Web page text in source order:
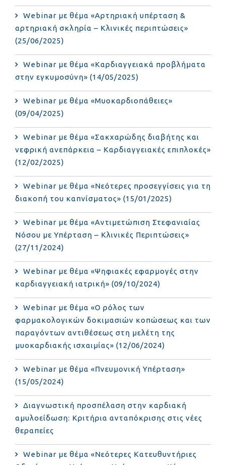
Webinar με θέμα «Αρτηριακή υπέρταση &
αρτηριακή σκληρία – Κλινικές περιπτώσεις»
(25/06/2025)
Webinar με θέμα «Καρδιαγγειακά προβλήματα
στην εγκυμοσύνη» (14/05/2025)
Webinar με θέμα «Μυοκαρδιοπάθειες»
(09/04/2025)
Webinar με θέμα «Σακχαρώδης διαβήτης και
νεφρική ανεπάρκεια – Καρδιαγγειακές επιπλοκές»
(12/02/2025)
Webinar με θέμα «Νεότερες προσεγγίσεις για τη
διακοπή του καπνίσματος» (15/01/2025)
Webinar με θέμα «Αντιμετώπιση Στεφανιαίας
Νόσου με Υπέρταση – Κλινικές Περιπτώσεις»
(27/11/2024)
Webinar με θέμα «Ψηφιακές εφαρμογές στην
καρδιαγγειακή ιατρική» (09/10/2024)
Webinar με θέμα «Ο ρόλος των
φαρμακολογικών δοκιμασιών κοπώσεως και των
παραγόντων αντιθέσεως στη μελέτη της
μυοκαρδιακής ισχαιμίας» (12/06/2024)
Webinar με θέμα «Πνευμονική Υπέρταση»
(15/05/2024)
Διαγνωστική προσπέλαση στην καρδιακή
αμυλοείδωση: Κριτήρια ανταπόκρισης στις νέες
θεραπείες
Webinar με θέμα «Νεότερες Κατευθυντήριες